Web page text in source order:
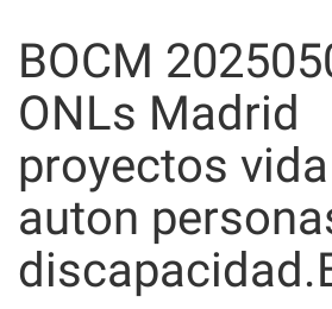
content
BOCM
ONLs Madrid
proyectos
auton